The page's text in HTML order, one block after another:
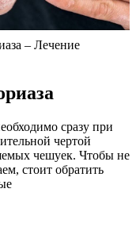
– Лечение
сразу при
чертой
чешуек. Чтобы не
стоит обратить